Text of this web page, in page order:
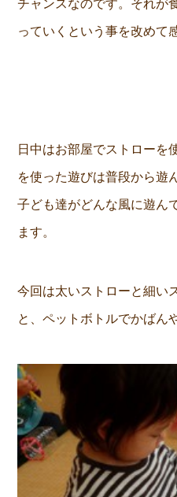
チャンスなのです。それが
っていくという事を改めて
日中はお部屋でストローを
を使った遊びは普段から遊
子ども達がどんな風に遊ん
ます。
今回は太いストローと細い
と、ペットボトルでかばん